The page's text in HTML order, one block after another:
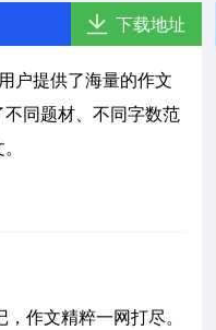
下载地址
户提供了海量的作文
同题材、不同字数范
作文精粹一网打尽。